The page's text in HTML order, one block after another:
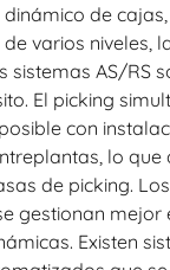
de cajas,
varios niveles,
sistemas AS/RS
El picking
con
lo que
de picking.
gestionan mejor
Existen